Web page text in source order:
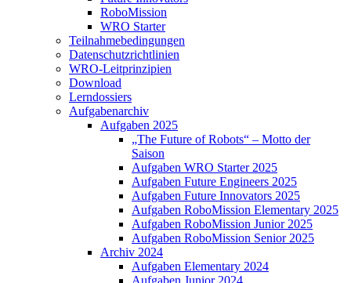
RoboMission
WRO Starter
Teilnahmebedingungen
Datenschutzrichtlinien
WRO-Leitprinzipien
Download
Lerndossiers
Aufgabenarchiv
Aufgaben 2025
„The Future of Robots“ – Motto der
Saison
Aufgaben WRO Starter 2025
Aufgaben Future Engineers 2025
Aufgaben Future Innovators 2025
Aufgaben RoboMission Elementary 2025
Aufgaben RoboMission Junior 2025
Aufgaben RoboMission Senior 2025
Archiv 2024
Aufgaben Elementary 2024
Aufgaben Junior 2024